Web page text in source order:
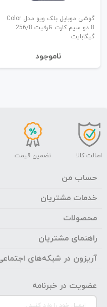
گوشی موبایل بلک ویو مدل Color
8 دو سیم کارت ظرفیت 256/8
گیگابایت
نا‌موجود
اصالت کالا تضمین قیمت
حساب من
خدمات مشتریان
محصولات
راهنمای مشتریان
آریزون در شبکه‌های
عضویت در خبرنامه